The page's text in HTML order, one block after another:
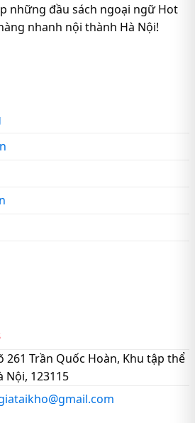
những đầu sách ngoại ngữ Hot
nhanh nội thành Hà Nội!
261 Trần Quốc Hoàn, Khu tập thể
Nội, 123115